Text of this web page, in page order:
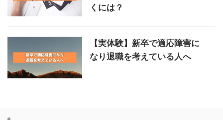
くには？
【実体験】新卒で適応障害に
なり退職を考えている人へ